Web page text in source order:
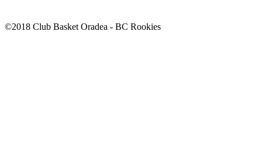
©2018 Club Basket Oradea - BC Rookies